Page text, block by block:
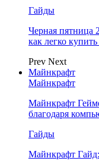
Гайды
Черная пятница
как легко
Prev Next
Майнкрафт
Майнкрафт
Майнкрафт
благодаря
Гайды
Майнкрафт